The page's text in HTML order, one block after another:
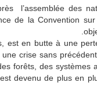
l’assemblée des
de la Convention
est en butte à une
crise sans
forêts, des
devenu de plus en